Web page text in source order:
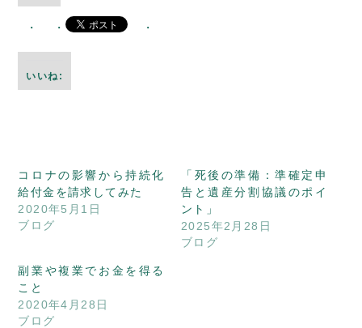
いいね:
コロナの影響から持続化
給付金を請求してみた
2020年5月1日
ブログ
「死後の準備：準確定申
告と遺産分割協議のポイ
ント」
2025年2月28日
ブログ
副業や複業でお金を得る
こと
2020年4月28日
ブログ